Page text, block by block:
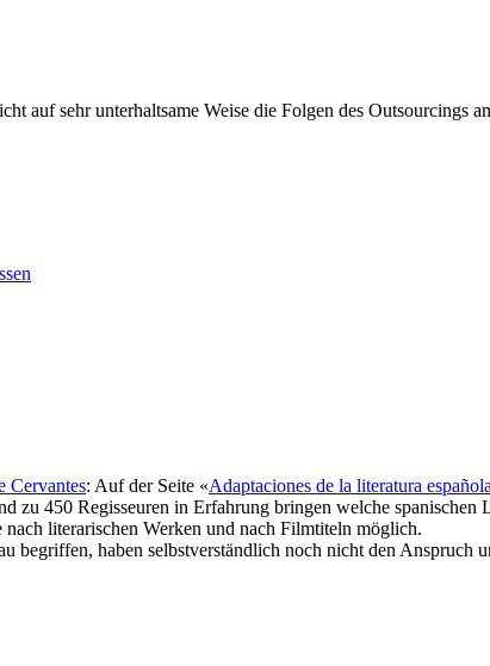
auf sehr unterhaltsame Weise die Folgen des Outsourcings
Cervantes: Auf der Seite «Adaptaciones de la literatura
zu 450 Regisseuren in Erfahrung bringen welche
literarischen Werken und nach Filmtiteln möglich.
haben selbstverständlich noch nicht den Anspruch